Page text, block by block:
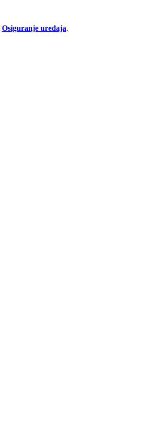
Osiguranje uređaja.